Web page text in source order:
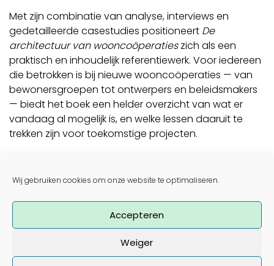
Wij gebruiken cookies om onze website te optimaliseren.
Accepteren
Weiger
Met zijn combinatie van analyse, interviews en
gedetailleerde casestudies positioneert De
architectuur van wooncoöperatieszich als een
praktisch en inhoudelijk referentiewerk. Voor iedereen
die betrokken is bij nieuwe wooncoöperaties — van
bewonersgroepen tot ontwerpers en beleidsmakers
— biedt het boek een helder overzicht van wat er
vandaag al mogelijk is, en welke lessen daaruit te
trekken zijn voor toekomstige projecten.
Post navigation
John Vanwynsberghe (Hefboom): “Schaal
Minister Bonte spreekt steun uit voor pilootprojecten
coöperatief wonen